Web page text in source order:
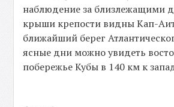
наблюдение за близлежащими
крыши крепости видны Кап-
ближайший берег
ясные дни можно увидеть
побережье Кубы в 140 км к